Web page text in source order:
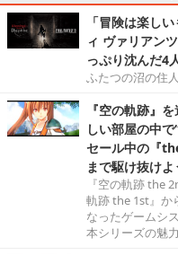
「冒険は楽し
ィ ヴァリアン
っぷり沈んだ4
ふたつの沼の住
『空の軌跡』
しい部屋の中
セール中の『
まで駆け抜けよ
『空の軌跡 the
軌跡 the 1st』か
なったゲームシ
本シリーズの魅